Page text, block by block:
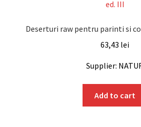
Deserturi raw pentru parinti si
63,43 lei
Supplier:
Add to cart